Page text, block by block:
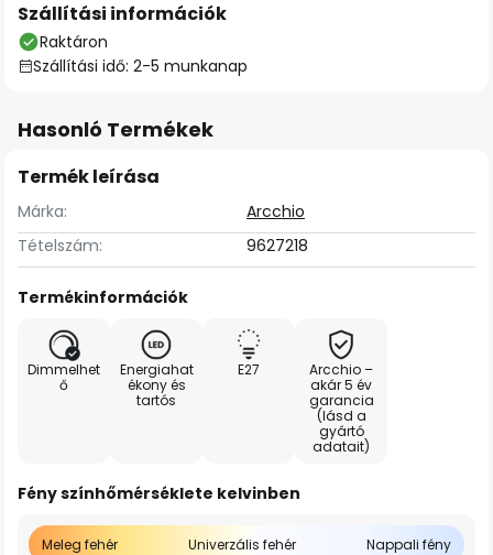
Szállítási információk
Raktáron
Szállítási idő: 2-5 munkanap
Hasonló Termékek
Termék leírása
Márka:
Arcchio
Tételszám:
9627218
Termékinformációk
Dimmelhet
ő
Energiahat
ékony és
tartós
E27
Arcchio –
akár 5 év
garancia
(lásd a
gyártó
adatait)
Fény színhőmérséklete kelvinben
Meleg fehér Univerzális fehér Nappali fény